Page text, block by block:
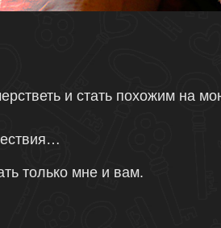
и стать похожим на
только мне и вам.